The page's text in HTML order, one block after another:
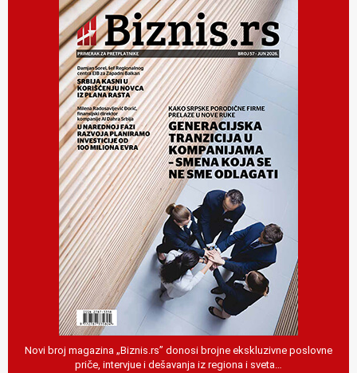
Novi broj magazina „Biznis.rs” donosi brojne ekskluzivne poslovne
priče, intervjue i dešavanja iz regiona i sveta…